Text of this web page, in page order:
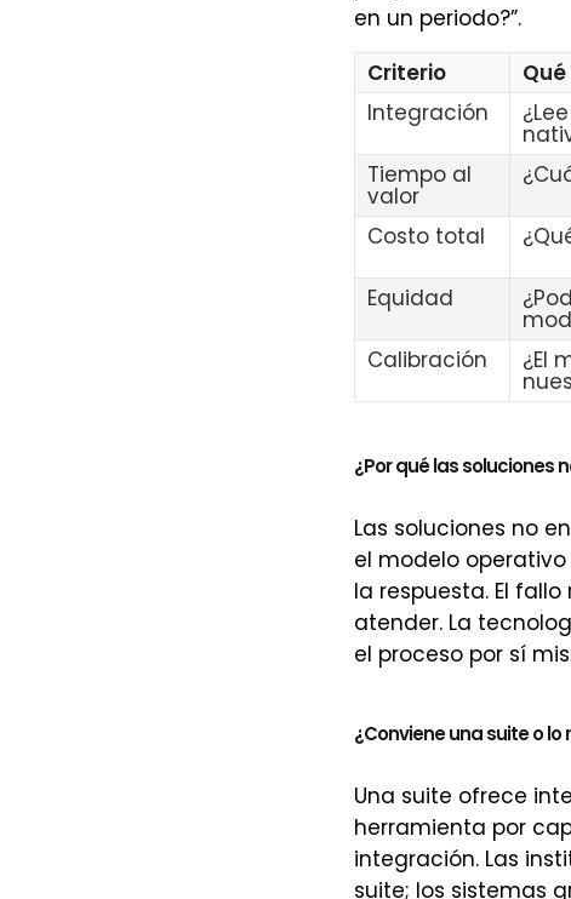
en un periodo?”.
Criterio
Integración
Tiempo al
valor
Costo total
Equidad
Calibración ¿El
¿Por qué las soluciones
Las soluciones no
el modelo
la respuesta. El
atender. La
el proceso por sí
¿Conviene una suite o
Una suite ofrece
herramienta por
integración. Las
suite; los sistemas